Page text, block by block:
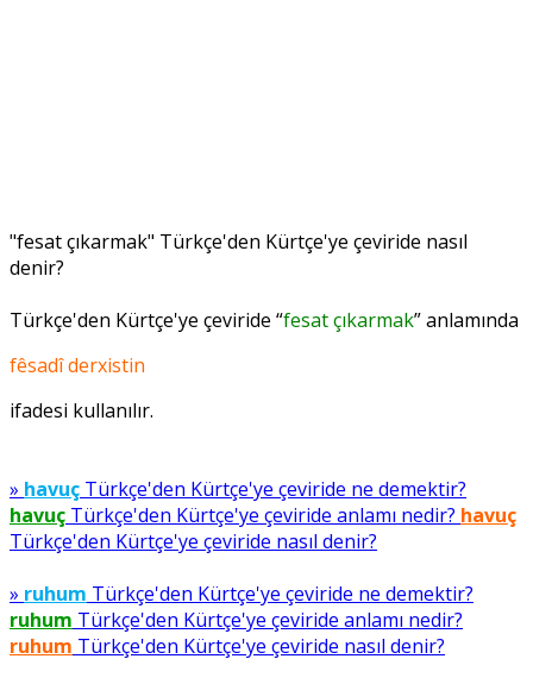
"fesat çıkarmak" Türkçe'den Kürtçe'ye çeviride nasıl
denir?
Türkçe'den Kürtçe'ye çeviride “fesat çıkarmak” anlamında
fêsadî derxistin
ifadesi kullanılır.
» havuç Türkçe'den Kürtçe'ye çeviride ne demektir?
havuç Türkçe'den Kürtçe'ye çeviride anlamı nedir? havuç
Türkçe'den Kürtçe'ye çeviride nasıl denir?
» ruhum Türkçe'den Kürtçe'ye çeviride ne demektir?
ruhum Türkçe'den Kürtçe'ye çeviride anlamı nedir?
ruhum Türkçe'den Kürtçe'ye çeviride nasıl denir?